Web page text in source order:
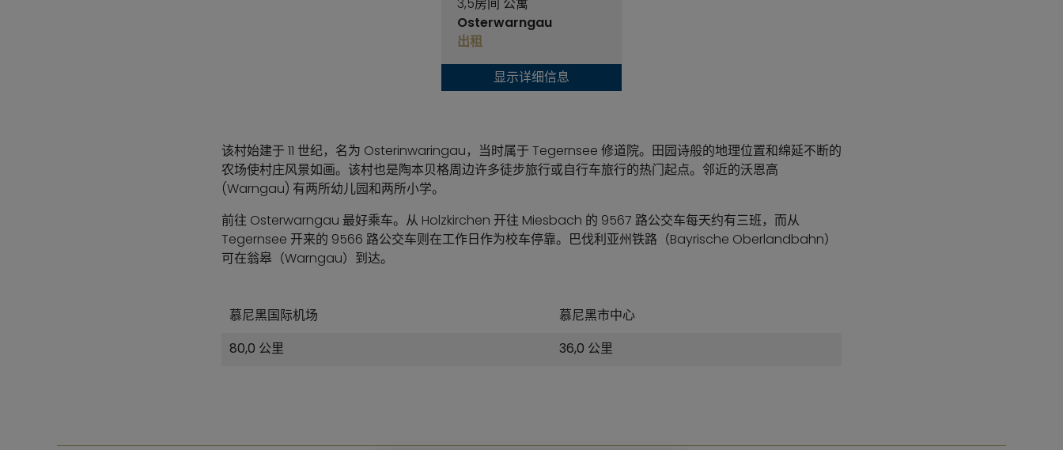
Osterwarngau
出租
显示详细信息
该村始建于 11 世纪，名为 Osterinwaringau，当时属于 Tegernsee 修道院。田园诗般的地理位置和绵延不断的
农场使村庄风景如画。该村也是陶本贝格周边许多徒步旅行或自行车旅行的热门起点。邻近的沃恩高
(Warngau) 有两所幼儿园和两所小学。
前往 Osterwarngau 最好乘车。从 Holzkirchen 开往 Miesbach 的 9567 路公交车每天约有三班，而从
Tegernsee 开来的 9566 路公交车则在工作日作为校车停靠。巴伐利亚州铁路（Bayrische Oberlandbahn）
可在翁皋（Warngau）到达。
慕尼黑国际机场
慕尼黑市中心
80,0 公里
36,0 公里